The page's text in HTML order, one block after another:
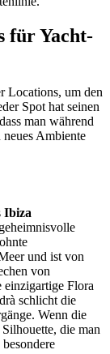
für Yacht-
Locations, um den
Spot hat seinen
man während
Ambiente
Ibiza
und ist von
von
einzigartige Flora
schlicht die
Wenn die
die man